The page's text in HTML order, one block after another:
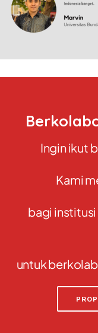
Ingin ikut
Kami
bagi
untuk